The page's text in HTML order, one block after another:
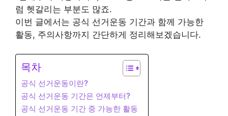
럼 헷갈리는 부분도 많죠.
이번 글에서는 공식 선거운동 기간과 함께 가능한
활동, 주의사항까지 간단하게 정리해보겠습니다.
목차
공식 선거운동이란?
공식 선거운동 기간은 언제부터?
공식 선거운동 기간 중 가능한 활동